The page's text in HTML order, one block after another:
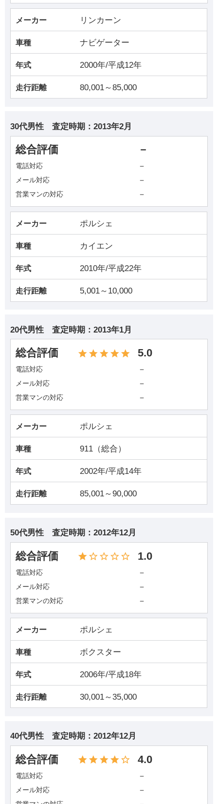
メーカー リンカーン
車種 ナビゲーター
年式 2000年/平成12年
走行距離 80,001～85,000
30代男性 査定時期： 2013年2月
総合評価 －
電話対応 －
メール対応 －
営業マンの対応 －
メーカー ポルシェ
車種 カイエン
年式 2010年/平成22年
走行距離 5,001～10,000
20代男性 査定時期： 2013年1月
総合評価 5.0
電話対応 －
メール対応 －
営業マンの対応 －
メーカー ポルシェ
車種 911（総合）
年式 2002年/平成14年
走行距離 85,001～90,000
50代男性 査定時期： 2012年12月
総合評価 1.0
電話対応 －
メール対応 －
営業マンの対応 －
メーカー ポルシェ
車種 ボクスター
年式 2006年/平成18年
走行距離 30,001～35,000
40代男性 査定時期： 2012年12月
総合評価 4.0
電話対応 －
メール対応 －